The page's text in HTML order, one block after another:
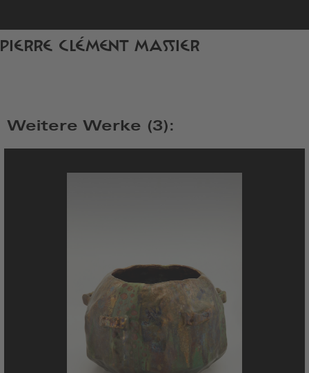
Startseite
PIERRE CLÉMENT MASSIER
Weitere Werke (3):